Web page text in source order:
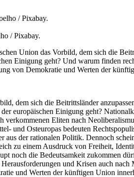
/ Pixabay.
Union das Vorbild, dem sich die
Einigung geht? Und warum finden
von Demokratie und Werten der
dem sich die Beitrittsländer
europäischen Einigung geht?
Eliten nach
und Osteuropas bedeuten
der rationalen Politik. Dennoch
zu einem Ausdruck von Freiheit,
noch die Bedeutsamkeit zukommen
und Krisen auch
und Werten der künftigen Union